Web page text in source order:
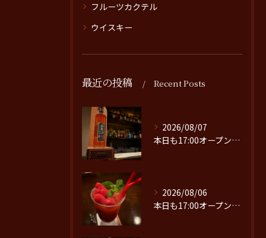
フルーツカクテル
ウイスキー
最近の投稿 Recent Posts
2026/08/07
本日も17:00オープンです。
2026/08/06
本日も17:00オープンです。